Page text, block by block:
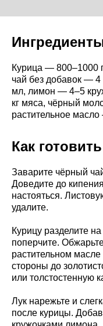
Курица — 800–1000
чай без добавок —
мл, лимон — 4–5
кг мяса, чёрный
растительное масло
Как готовить
Заварите чёрный
Доведите до
настояться.
удалите.
Курицу разделите
поперчите.
растительном
стороны до
или толстостенную
Лук нарежьте и
после курицы.